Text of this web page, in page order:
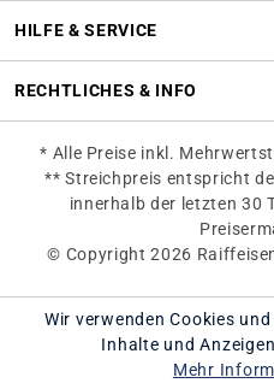
HILFE & SERVICE
RECHTLICHES & INFO
* Alle Preise inkl.
** Streichpreis entspricht
innerhalb der letzten 30
© Copyright 2026
Wir verwenden Cookies
Inhalte und
Mehr